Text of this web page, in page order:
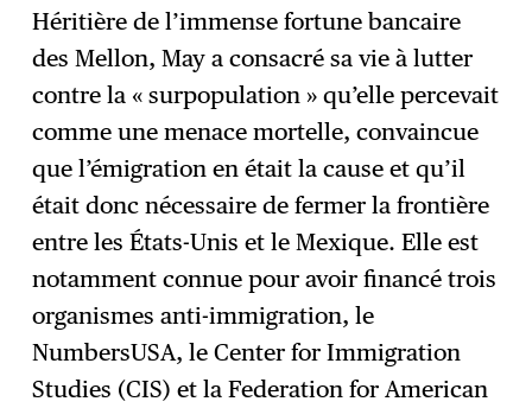
Héritière de l’immense fortune bancaire
des Mellon, May a consacré sa vie à lutter
contre la « surpopulation » qu’elle percevait
comme une menace mortelle, convaincue
que l’émigration en était la cause et qu’il
était donc nécessaire de fermer la frontière
entre les États-Unis et le Mexique. Elle est
notamment connue pour avoir financé trois
organismes anti-immigration, le
NumbersUSA, le Center for Immigration
Studies (CIS) et la Federation for American